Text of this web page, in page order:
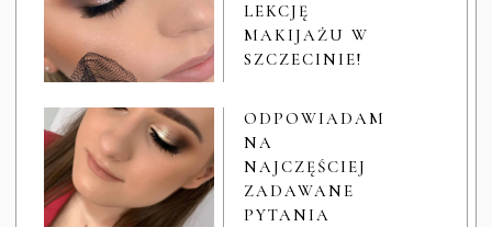
LEKCJĘ
MAKIJAŻU W
SZCZECINIE!
ODPOWIADAM
NA
NAJCZĘŚCIEJ
ZADAWANE
PYTANIA